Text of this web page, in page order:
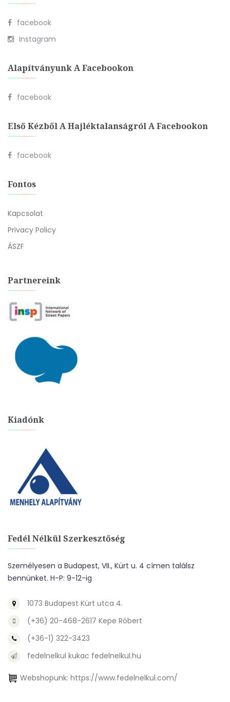
facebook
Instagram
Alapítványunk A Facebookon
facebook
Első Kézből A Hajléktalanságról A Facebookon
facebook
Fontos
Kapcsolat
Privacy Policy
ÁSZF
Partnereink
Kiadónk
Fedél Nélkül Szerkesztőség
Személyesen a Budapest, VII., Kürt u. 4 címen találsz
bennünket. H-P: 9-12-ig
1073 Budapest Kürt utca 4.
(+36) 20-468-2617 Kepe Róbert
(+36-1) 322-3423
fedelnelkul kukac fedelnelkul.hu
Webshopunk: https://www.fedelnelkul.com/